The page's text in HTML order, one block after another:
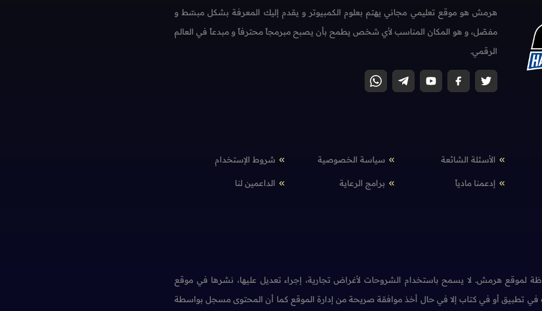
هرمش هو موقع تعليمي مجاني يهتم بعلوم الكمبيوتر و يقدم إليك المعرفة بشكل مبسّط و
مفصّل، و هو المكان المناسب لأي شخص يطمح بأن يصبح مبرمجاً محترفاً و مبدعاً في العالم
الرقمي.
الأسئلة الشائعة سياسة الخصوصية شروط الإستخدام
إدعمنا مادياً برامج الرعاية الداعمين لنا
لموقع هرمش. لا يسمح باستخدام الشروحات لأغراض تجارية، إجراء تعديل عليها، نشرها في موقع
تطبيق أو في كتاب إلا في حال أخذ موافقة صريحة من إدارة الموقع كما أن المحتوى مسجل بواسطة